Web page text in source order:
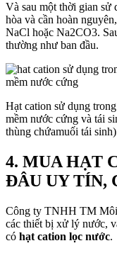
Và sau một thời gian sử
hòa và cần hoàn
NaCl hoặc Na2CO3.
thường như ban đầu.
Hạt cation sử dụng
mềm nước cứng và tái
thùng chứamuối tái
4. MUA HẠT
ĐÂU UY TÍN,
Công ty TNHH TM
các thiết bị xử lý nước,
có hạt cation lọc nước.